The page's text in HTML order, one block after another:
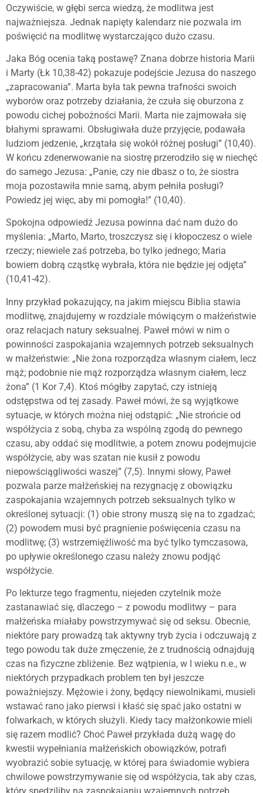
Oczywiście, w głębi serca wiedzą, że modlitwa jest
najważniejsza. Jednak napięty kalendarz nie pozwala im
poświęcić na modlitwę wystarczająco dużo czasu.
Jaka Bóg ocenia taką postawę? Znana dobrze historia Marii
i Marty (Łk 10,38-42) pokazuje podejście Jezusa do naszego
„zapracowania”. Marta była tak pewna trafności swoich
wyborów oraz potrzeby działania, że czuła się oburzona z
powodu cichej pobożności Marii. Marta nie zajmowała się
błahymi sprawami. Obsługiwała duże przyjęcie, podawała
ludziom jedzenie, „krzątała się wokół różnej posługi” (10,40).
W końcu zdenerwowanie na siostrę przerodziło się w niechęć
do samego Jezusa: „Panie, czy nie dbasz o to, że siostra
moja pozostawiła mnie samą, abym pełniła posługi?
Powiedz jej więc, aby mi pomogła!” (10,40).
Spokojna odpowiedź Jezusa powinna dać nam dużo do
myślenia: „Marto, Marto, troszczysz się i kłopoczesz o wiele
rzeczy; niewiele zaś potrzeba, bo tylko jednego; Maria
bowiem dobrą cząstkę wybrała, która nie będzie jej odjęta”
(10,41-42).
Inny przykład pokazujący, na jakim miejscu Biblia stawia
modlitwę, znajdujemy w rozdziale mówiącym o małżeństwie
oraz relacjach natury seksualnej. Paweł mówi w nim o
powinności zaspokajania wzajemnych potrzeb seksualnych
w małżeństwie: „Nie żona rozporządza własnym ciałem, lecz
mąż; podobnie nie mąż rozporządza własnym ciałem, lecz
żona” (1 Kor 7,4). Ktoś mógłby zapytać, czy istnieją
odstępstwa od tej zasady. Paweł mówi, że są wyjątkowe
sytuacje, w których można niej odstąpić: „Nie strońcie od
współżycia z sobą, chyba za wspólną zgodą do pewnego
czasu, aby oddać się modlitwie, a potem znowu podejmujcie
współżycie, aby was szatan nie kusił z powodu
niepowściągliwości waszej” (7,5). Innymi słowy, Paweł
pozwala parze małżeńskiej na rezygnację z obowiązku
zaspokajania wzajemnych potrzeb seksualnych tylko w
określonej sytuacji: (1) obie strony muszą się na to zgadzać;
(2) powodem musi być pragnienie poświęcenia czasu na
modlitwę; (3) wstrzemięźliwość ma być tylko tymczasowa,
po upływie określonego czasu należy znowu podjąć
współżycie.
Po lekturze tego fragmentu, niejeden czytelnik może
zastanawiać się, dlaczego – z powodu modlitwy – para
małżeńska miałaby powstrzymywać się od seksu. Obecnie,
niektóre pary prowadzą tak aktywny tryb życia i odczuwają z
tego powodu tak duże zmęczenie, że z trudnością odnajdują
czas na fizyczne zbliżenie. Bez wątpienia, w I wieku n.e., w
niektórych przypadkach problem ten był jeszcze
poważniejszy. Mężowie i żony, będący niewolnikami, musieli
wstawać rano jako pierwsi i kłaść się spać jako ostatni w
folwarkach, w których służyli. Kiedy tacy małżonkowie mieli
się razem modlić? Choć Paweł przykłada dużą wagę do
kwestii wypełniania małżeńskich obowiązków, potrafi
wyobrazić sobie sytuację, w której para świadomie wybiera
chwilowe powstrzymywanie się od współżycia, tak aby czas,